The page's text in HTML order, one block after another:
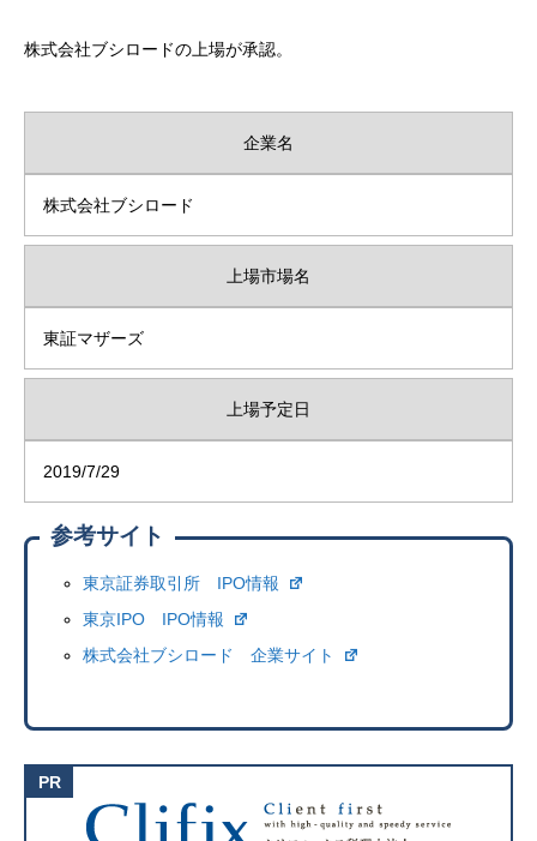
株式会社ブシロードの上場が承認。
企業名
株式会社ブシロード
上場市場名
東証マザーズ
上場予定日
2019/7/29
参考サイト
東京証券取引所 IPO情報
東京IPO IPO情報
株式会社ブシロード 企業サイト